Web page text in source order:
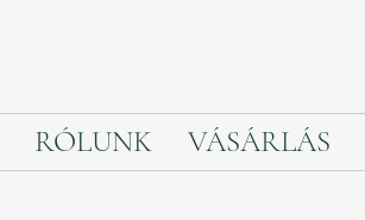
RÓLUNK VÁSÁRLÁS